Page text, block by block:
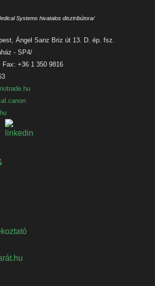
Systems hivatalos disztribútora/
Ángel Sanz Briz út 13. D. ép. fsz.
- SP4/
+36 1 350 9816